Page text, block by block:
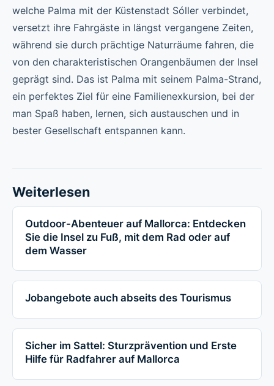
welche Palma mit der Küstenstadt Sóller verbindet,
versetzt ihre Fahrgäste in längst vergangene Zeiten,
während sie durch prächtige Naturräume fahren, die
von den charakteristischen Orangenbäumen der Insel
geprägt sind. Das ist Palma mit seinem Palma-Strand,
ein perfektes Ziel für eine Familienexkursion, bei der
man Spaß haben, lernen, sich austauschen und in
bester Gesellschaft entspannen kann.
Weiterlesen
Outdoor-Abenteuer auf Mallorca: Entdecken
Sie die Insel zu Fuß, mit dem Rad oder auf
dem Wasser
Jobangebote auch abseits des Tourismus
Sicher im Sattel: Sturzprävention und Erste
Hilfe für Radfahrer auf Mallorca